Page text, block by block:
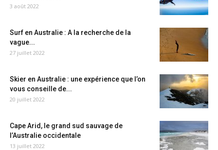
3 août 2022
Surf en Australie : A la recherche de la
vague...
27 juillet 2022
Skier en Australie : une expérience que l’on
vous conseille de...
20 juillet 2022
Cape Arid, le grand sud sauvage de
l’Australie occidentale
13 juillet 2022